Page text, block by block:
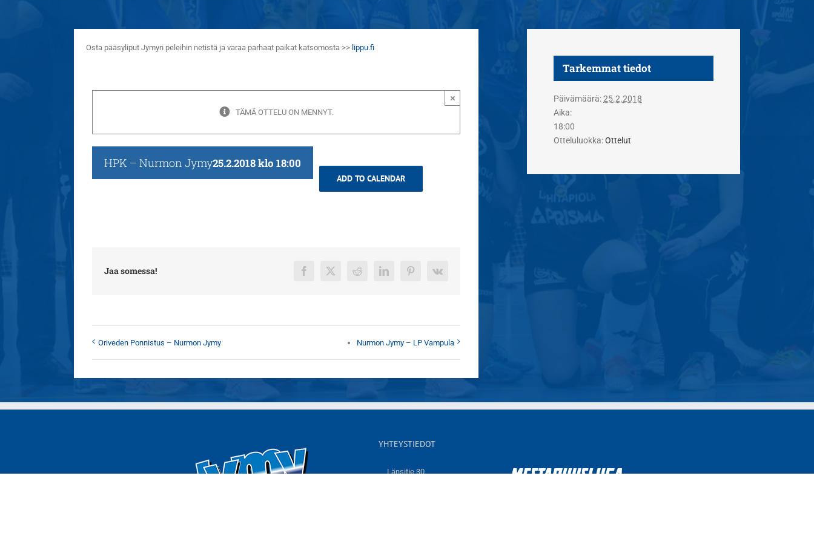
Osta pääsyliput Jymyn peleihin netistä ja varaa parhaat paikat katsomosta >> lippu.fi
TÄMÄ OTTELU ON MENNYT.
×
HPK – Nurmon Jymy25.2.2018 klo 18:00
ADD TO CALENDAR
Jaa somessa! Facebook
X Reddit LinkedInPinterest
Vk
Oriveden Ponnistus – Nurmon Jymy Nurmon Jymy – LP Vampula
Tarkemmat tiedot
Päivämäärä:25.2.2018
Aika:
18:00
Otteluluokka:Ottelut
YHTEYSTIEDOT
Länsitie 30,